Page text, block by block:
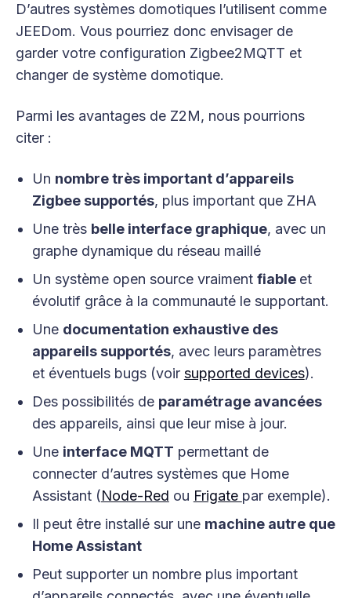
D’autres systèmes domotiques l’utilisent comme
JEEDom. Vous pourriez donc envisager de
garder votre configuration Zigbee2MQTT et
changer de système domotique.
Parmi les avantages de Z2M, nous pourrions
citer :
Un nombre très important d’appareils
Zigbee supportés, plus important que ZHA
Une très belle interface graphique, avec un
graphe dynamique du réseau maillé
Un système open source vraiment fiable et
évolutif grâce à la communauté le supportant.
Une documentation exhaustive des
appareils supportés, avec leurs paramètres
et éventuels bugs (voir supported devices).
Des possibilités de paramétrage avancées
des appareils, ainsi que leur mise à jour.
Une interface MQTT permettant de
connecter d’autres systèmes que Home
Assistant (Node-Red ou Frigate par exemple).
Il peut être installé sur une machine autre que
Home Assistant
Peut supporter un nombre plus important